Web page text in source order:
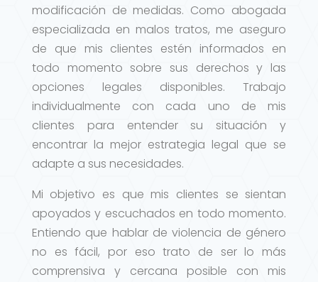
modificación de medidas. Como abogada
especializada en malos tratos, me aseguro
de que mis clientes estén informados en
todo momento sobre sus derechos y las
opciones legales disponibles. Trabajo
individualmente con cada uno de mis
clientes para entender su situación y
encontrar la mejor estrategia legal que se
adapte a sus necesidades.
Mi objetivo es que mis clientes se sientan
apoyados y escuchados en todo momento.
Entiendo que hablar de violencia de género
no es fácil, por eso trato de ser lo más
comprensiva y cercana posible con mis